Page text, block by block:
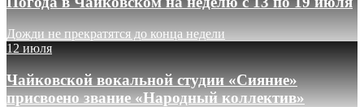
Дожди не прекратятся до конца недели
12 июля
Чайковской вокальной студии «Сияние»
присвоено звание «Народный коллектив»